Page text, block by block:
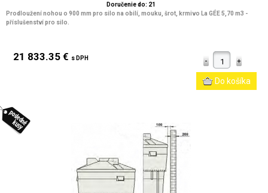
Doručenie do: 21
Prodloužení nohou o 900 mm pro silo na obilí, mouku, šrot, krmivo La GÉE 5,70 m3 -
příslušenství pro silo.
21 833.35 € s DPH